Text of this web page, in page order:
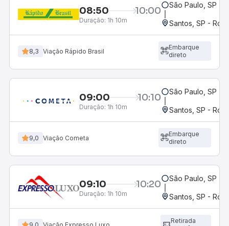
08:50 10:00
Duração: 1h 10m
São Paulo, SP -
Santos, SP -
8,3 Viação Rápido Brasil
Embarque
direto
09:00 10:10
Duração: 1h 10m
São Paulo, SP -
Santos, SP -
9,0 Viação Cometa
Embarque
direto
09:10 10:20
Duração: 1h 10m
São Paulo, SP -
Santos, SP -
9,0 Viação Expresso Luxo
Retirada